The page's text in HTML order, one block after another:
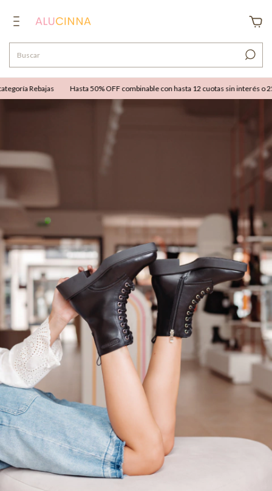
Rebajas Hasta 50% OFF combinable con hasta 12 cuotas sin interés o